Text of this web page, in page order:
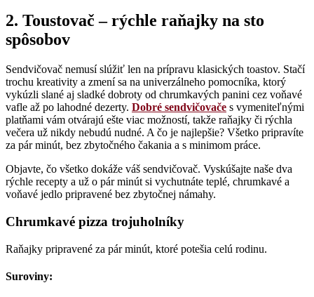
2. Toustovač – rýchle raňajky na sto
spôsobov
Sendvičovač nemusí slúžiť len na prípravu klasických toastov. Stačí
trochu kreativity a zmení sa na univerzálneho pomocníka, ktorý
vykúzli slané aj sladké dobroty od chrumkavých panini cez voňavé
vafle až po lahodné dezerty. Dobré sendvičovače s vymeniteľnými
platňami vám otvárajú ešte viac možností, takže raňajky či rýchla
večera už nikdy nebudú nudné. A čo je najlepšie? Všetko pripravíte
za pár minút, bez zbytočného čakania a s minimom práce.
Objavte, čo všetko dokáže váš sendvičovač. Vyskúšajte naše dva
rýchle recepty a už o pár minút si vychutnáte teplé, chrumkavé a
voňavé jedlo pripravené bez zbytočnej námahy.
Chrumkavé pizza trojuholníky
Raňajky pripravené za pár minút, ktoré potešia celú rodinu.
Suroviny: